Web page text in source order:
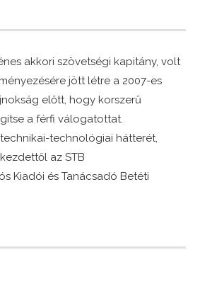
akkori szövetségi kapitány, volt
jött létre a 2007-es
előtt, hogy korszerű
a férfi válogatottat.
technológiai hátterét,
az STB
Kiadói és Tanácsadó Betéti